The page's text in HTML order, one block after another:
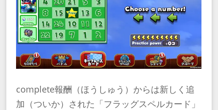
complete報酬（ほうしゅう）からは新しく追
加（ついか）された「フラッグスペルカード」